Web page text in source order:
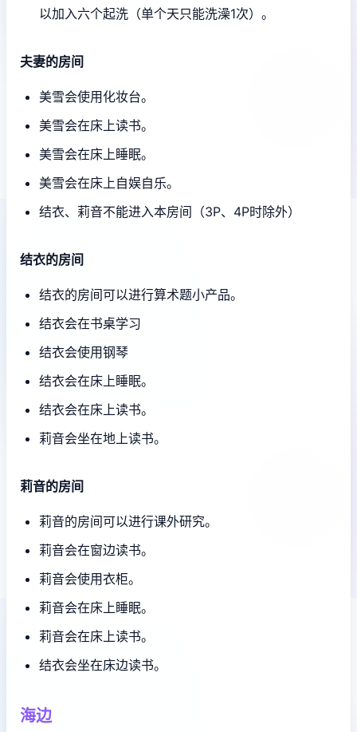
以加入六个起洗（单个天只能洗澡1次）。
夫妻的房间
美雪会使用化妆台。
美雪会在床上读书。
美雪会在床上睡眠。
美雪会在床上自娱自乐。
结衣、莉音不能进入本房间（3P、4P时除外）
结衣的房间
结衣的房间可以进行算术题小产品。
结衣会在书桌学习
结衣会使用钢琴
结衣会在床上睡眠。
结衣会在床上读书。
莉音会坐在地上读书。
莉音的房间
莉音的房间可以进行课外研究。
莉音会在窗边读书。
莉音会使用衣柜。
莉音会在床上睡眠。
莉音会在床上读书。
结衣会坐在床边读书。
海边